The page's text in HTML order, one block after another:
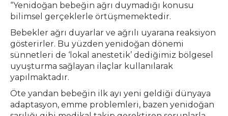
“Yenidoğan bebeğin ağrı duymadığı konusu
bilimsel gerçeklerle örtüşmemektedir.
Bebekler ağrı duyarlar ve ağrılı uyarana reaksiyon
gösterirler. Bu yüzden yenidoğan dönemi
sünnetleri de ‘lokal anestetik’ dediğimiz bölgesel
uyuşturma sağlayan ilaçlar kullanılarak
yapılmaktadır.
Öte yandan bebeğin ilk ayı yeni geldiği dünyaya
adaptasyon, emme problemleri, bazen yenidoğan